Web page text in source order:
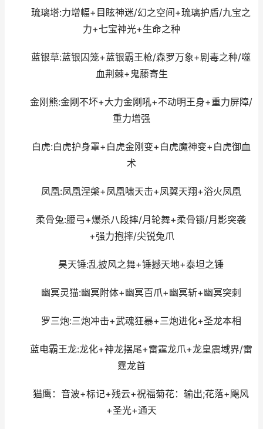
琉璃塔:力增幅+目眩神迷/幻之空间+琉璃护盾/九宝之
力+七宝神光+生命之种
蓝银草:蓝银囚笼+蓝银霸王枪/森罗万象+剧毒之种/噬
血荆棘+鬼藤寄生
金刚熊:金刚不坏+大力金刚吼+不动明王身+重力屏障/
重力增强
白虎:白虎护身罩+白虎金刚变+白虎魔神变+白虎御血
术
凤凰:凤凰涅槃+凤凰啸天击+凤翼天翔+浴火凤凰
柔骨兔:腰弓+爆杀八段摔/月轮舞+柔骨锁/月影突袭
+强力抱摔/尖锐兔爪
昊天锤:乱披风之舞+锤撼天地+泰坦之锤
幽冥灵猫:幽冥附体+幽冥百爪+幽冥斩+幽冥突刺
罗三炮:三炮冲击+武魂狂暴+三炮进化+圣龙本相
蓝电霸王龙:龙化+神龙摆尾+雷霆龙爪+龙皇震域界/雷
霆龙首
猫鹰：音波+标记+残云+祝福菊花：输出;花落+飓风
+圣光+通天